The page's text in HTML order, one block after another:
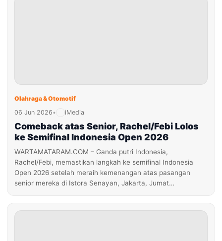
Olahraga & Otomotif
06 Jun 2026• iMedia
Comeback atas Senior, Rachel/Febi Lolos
ke Semifinal Indonesia Open 2026
WARTAMATARAM.COM – Ganda putri Indonesia,
Rachel/Febi, memastikan langkah ke semifinal Indonesia
Open 2026 setelah meraih kemenangan atas pasangan
senior mereka di Istora Senayan, Jakarta, Jumat…